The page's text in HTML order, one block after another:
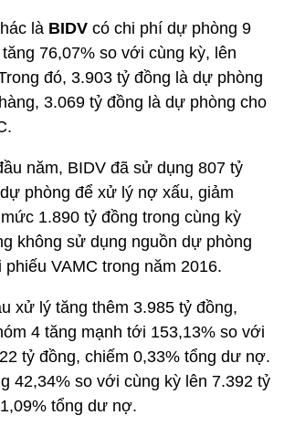
là BIDV có chi phí dự phòng 9
76,07% so với cùng kỳ, lên
đó, 3.903 tỷ đồng là dự phòng
3.069 tỷ đồng là dự phòng cho
năm, BIDV đã sử dụng 807 tỷ
phòng để xử lý nợ xấu, giảm
1.890 tỷ đồng trong cùng kỳ
không sử dụng nguồn dự phòng
phiếu VAMC trong năm 2016.
xử lý tăng thêm 3.985 tỷ đồng,
4 tăng mạnh tới 153,13% so với
tỷ đồng, chiếm 0,33% tổng dư nợ.
42,34% so với cùng kỳ lên 7.392 tỷ
tổng dư nợ.